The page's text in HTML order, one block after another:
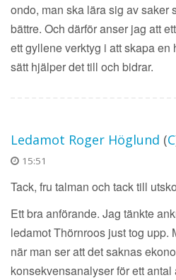
ondo, man ska lära sig av saker
bättre. Och därför anser jag att
ett gyllene verktyg i att skapa
sätt hjälper det till och bidrar.
Ledamot Roger Höglund (C
15:51
Tack, fru talman och tack till
Ett bra anförande. Jag tänkte
ledamot Thörnroos just tog upp.
när man ser att det saknas
konsekvensanalyser för ett